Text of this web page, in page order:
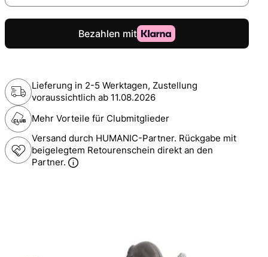
Lieferung in 2-5 Werktagen, Zustellung
voraussichtlich ab 11.08.2026
Mehr Vorteile für Clubmitglieder
Versand durch HUMANIC-Partner. Rückgabe mit
beigelegtem Retourenschein direkt an den
Partner.